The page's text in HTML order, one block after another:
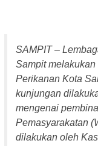
SAMPIT –
Sampit
Perikanan Kota
kunjungan
mengenai
Pemasyarakatan
dilakukan oleh